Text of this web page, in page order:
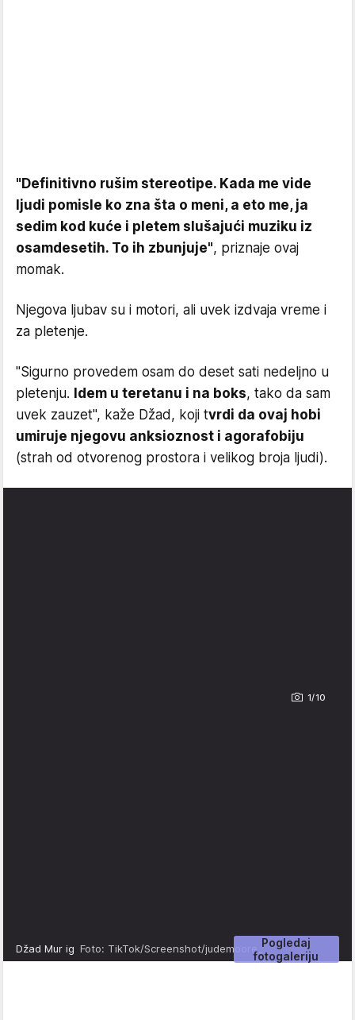
"Definitivno rušim stereotipe. Kada me vide
ljudi pomisle ko zna šta o meni, a eto me, ja
sedim kod kuće i pletem slušajući muziku iz
osamdesetih. To ih zbunjuje", priznaje ovaj
momak.
Njegova ljubav su i motori, ali uvek izdvaja vreme i
za pletenje.
"Sigurno provedem osam do deset sati nedeljno u
pletenju. Idem u teretanu i na boks, tako da sam
uvek zauzet", kaže Džad, koji tvrdi da ovaj hobi
umiruje njegovu anksioznost i agorafobiju
(strah od otvorenog prostora i velikog broja ljudi).
1/10
Pogledaj
fotogaleriju
Džad Mur ig Foto: TikTok/Screenshot/judemoore_